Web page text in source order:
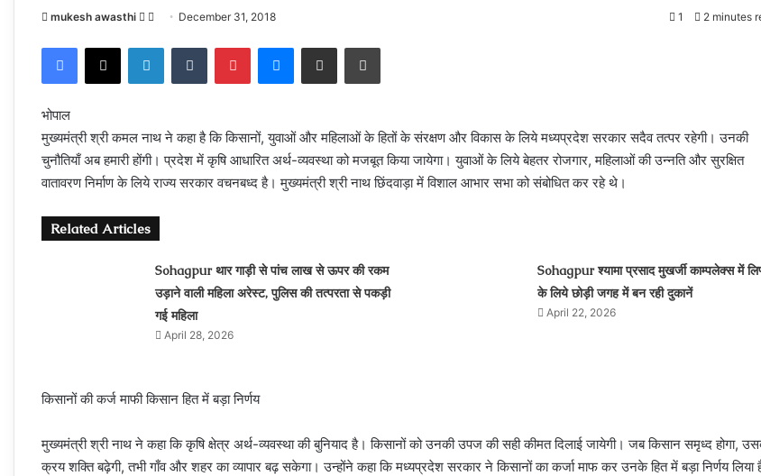
mukesh awasthi
Follow
X
Send December 31, 2018 1 2 minutes
Facebook
X LinkedInTumblr PinterestMessenger
Share via Email Print
भोपाल
मुख्यमंत्री श्री कमल नाथ ने कहा है कि किसानों, युवाओं और महिलाओं के हितों के संरक्षण और विकास के लिये मध्यप्रदेश सरकार सदैव तत्पर रहेगी। उनकी
चुनौतियाँ अब हमारी होंगी। प्रदेश में कृषि आधारित अर्थ-व्यवस्था को मजबूत किया जायेगा। युवाओं के लिये बेहतर रोजगार, महिलाओं की उन्नति और सुरक्षित
वातावरण निर्माण के लिये राज्य सरकार वचनबध्द है। मुख्यमंत्री श्री नाथ छिंदवाड़ा में विशाल आभार सभा को संबोधित कर रहे थे।
Related Articles
Sohagpur थार गाड़ी से पांच लाख से ऊपर की रकम
उड़ाने वाली महिला अरेस्ट, पुलिस की तत्परता से पकड़ी
गई महिला
April 28, 2026
Sohagpur श्यामा प्रसाद मुखर्जी काम्पलेक्स में
के लिये छोड़ी जगह में बन रही दुकानें
April 22, 2026
किसानों की कर्ज माफी किसान हित में बड़ा निर्णय
मुख्यमंत्री श्री नाथ ने कहा कि कृषि क्षेत्र अर्थ-व्यवस्था की बुनियाद है। किसानों को उनकी उपज की सही कीमत दिलाई जायेगी। जब किसान समृध्द होगा,
क्रय शक्ति बढ़ेगी, तभी गाँव और शहर का व्यापार बढ़ सकेगा। उन्होंने कहा कि मध्यप्रदेश सरकार ने किसानों का कर्जा माफ कर उनके हित में बड़ा निर्णय लिया